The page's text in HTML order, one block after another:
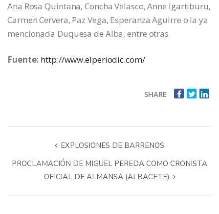
Ana Rosa Quintana, Concha Velasco, Anne Igartiburu,
Carmen Cervera, Paz Vega, Esperanza Aguirre o la ya
mencionada Duquesa de Alba, entre otras.
Fuente: http://www.elperiodic.com/
SHARE
EXPLOSIONES DE BARRENOS
PROCLAMACIÓN DE MIGUEL PEREDA COMO CRONISTA
OFICIAL DE ALMANSA (ALBACETE)